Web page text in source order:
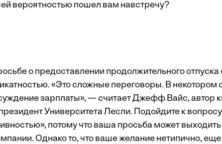
вероятностью пошел вам навстречу?
о предоставлении продолжительного отпуска
«Это сложные переговоры. В некотором
зарплаты», — считает Джефф Вайс, автор
Университета Лесли. Подойдите к
потому что ваша просьба может выходить
Однако то, что ваше желание нетипично,